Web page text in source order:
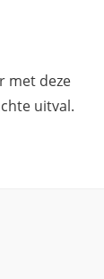
met deze
uitval.